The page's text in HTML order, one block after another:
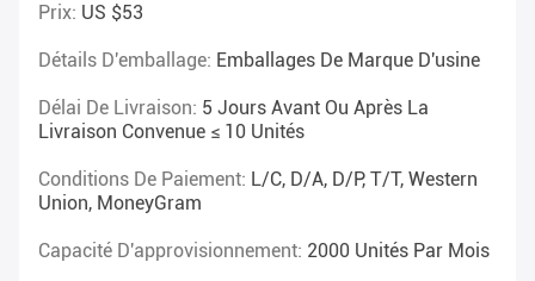
Prix: US $53
Détails D'emballage: Emballages De Marque D'usine
Délai De Livraison: 5 Jours Avant Ou Après La
Livraison Convenue ≤ 10 Unités
Conditions De Paiement: L/C, D/A, D/P, T/T, Western
Union, MoneyGram
Capacité D'approvisionnement: 2000 Unités Par Mois